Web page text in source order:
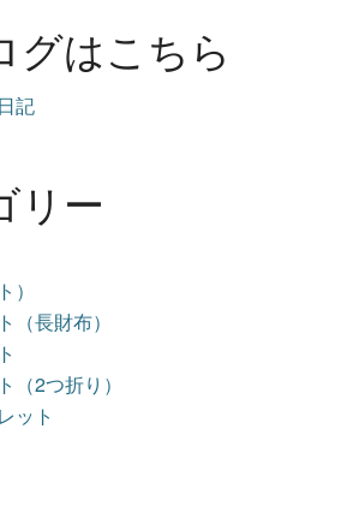
グはこちら
記
リー
）
（長財布）
（2つ折り）
ット